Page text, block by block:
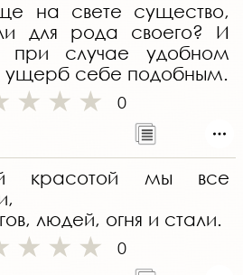
на свете существо,
для рода своего? И
при случае удобном
ущерб себе подобным.
0
красотой мы все
людей, огня и стали.
0